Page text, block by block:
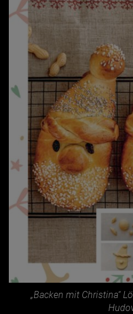
„Backen mit Christina“